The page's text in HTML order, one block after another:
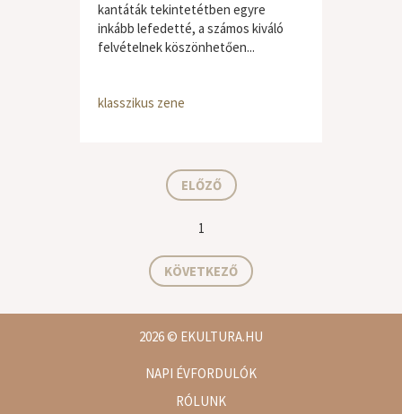
kantáták tekintetétben egyre
inkább lefedetté, a számos kiváló
felvételnek köszönhetően...
klasszikus zene
ELŐZŐ
1
KÖVETKEZŐ
2026© EKULTURA.HU
NAPI ÉVFORDULÓK
RÓLUNK